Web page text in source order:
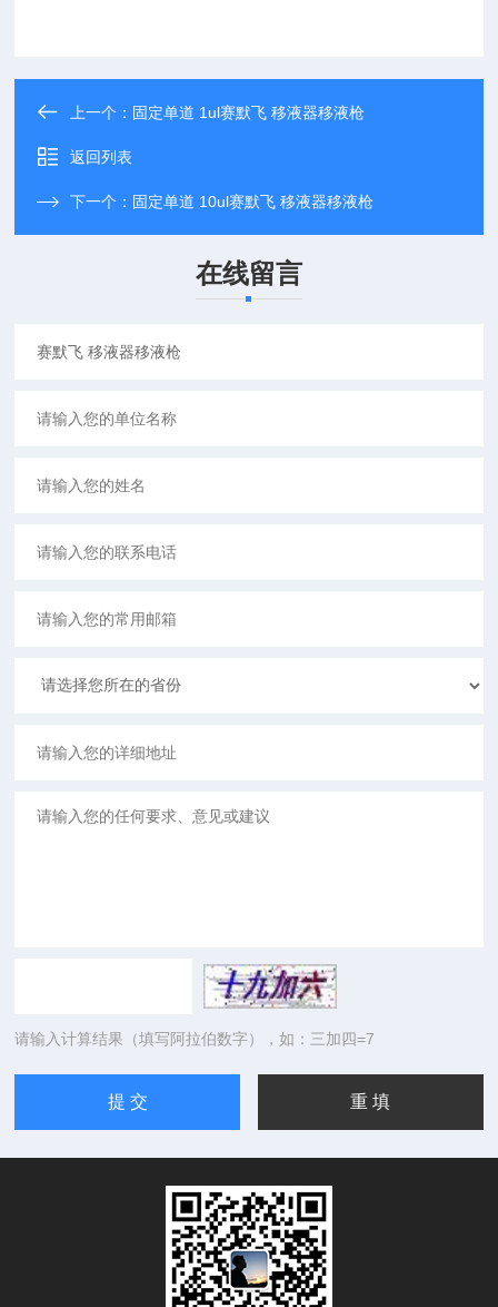
上一个： 固定单道 1ul赛默飞 移液器移液枪
返回列表
下一个： 固定单道 10ul赛默飞 移液器移液枪
在线留言
请输入计算结果（填写阿拉伯数字），如：三加四=7